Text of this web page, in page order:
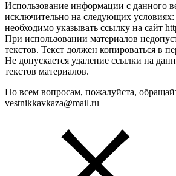
Использование информации с данного
исключительно на следующих условиях:
необходимо указывать ссылку на сайт
При использовании материалов
текстов. Текст должен копироваться в
Не допускается удаление ссылки на
текстов материалов.
По всем вопросам, пожалуйста,
vestnikkavkaza@mail.ru